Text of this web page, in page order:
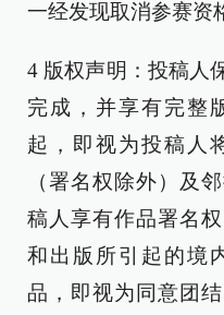
一经发现取消参赛资
4 版权声明：投稿人
完成，并享有完整
起，即视为投稿人
（署名权除外）及
稿人享有作品署名
和出版所引起的境
品，即视为同意团